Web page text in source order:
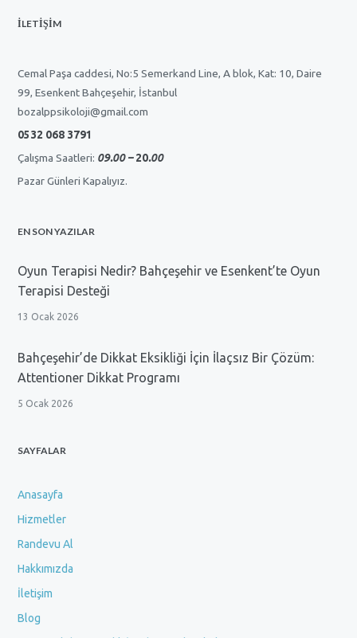
İLETİŞİM
Cemal Paşa caddesi, No:5 Semerkand Line, A blok, Kat: 10, Daire
99, Esenkent Bahçeşehir, İstanbul
bozalppsikoloji@gmail.com
0532 068 3791
Çalışma Saatleri: 09.00 –20.00
Pazar Günleri Kapalıyız.
EN SON YAZILAR
Oyun Terapisi Nedir? Bahçeşehir ve Esenkent’te Oyun
Terapisi Desteği
13 Ocak 2026
Bahçeşehir’de Dikkat Eksikliği İçin İlaçsız Bir Çözüm:
Attentioner Dikkat Programı
5 Ocak 2026
SAYFALAR
Anasayfa
Hizmetler
Randevu Al
Hakkımızda
İletişim
Blog